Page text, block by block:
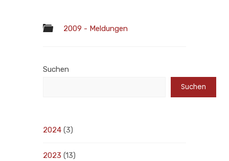
2009 - Meldungen
Suchen
Suchen
2024 (3)
2023 (13)